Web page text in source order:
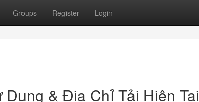
Groups Register Login
& Địa Chỉ Tải Hiện Tại